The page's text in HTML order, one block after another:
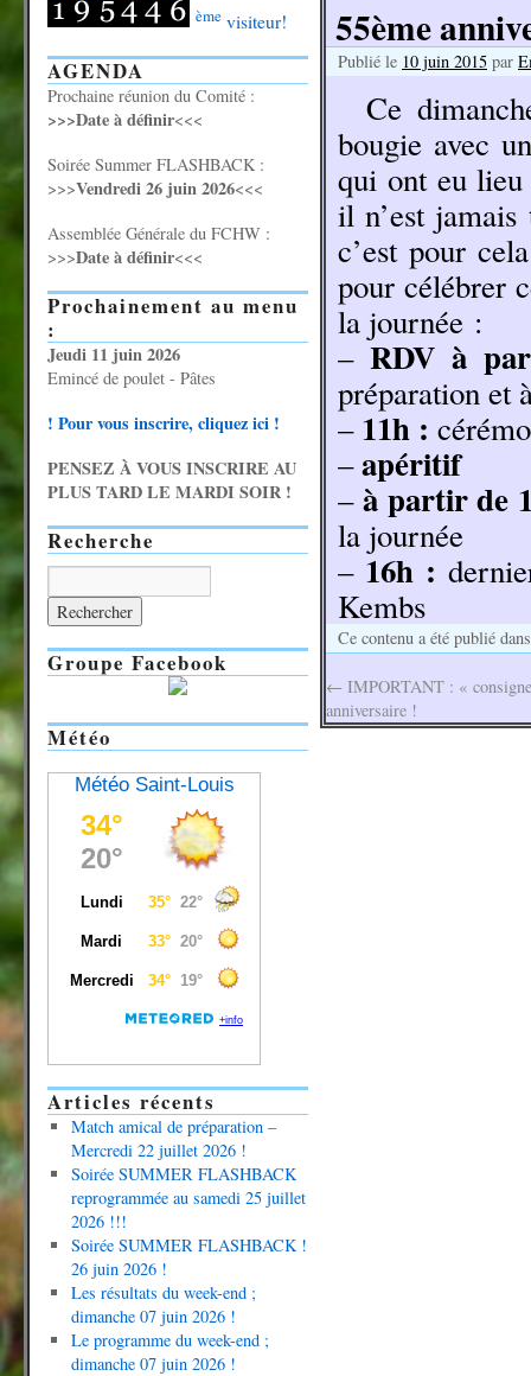
55ème
Publié le 10 juin 2015 par
Ce
bougie avec
qui ont eu lieu
il n’est
c’est pour
pour célébrer
la journée :
–RDV à
préparation et
–11h :
–apéritif
–à partir de
la journée
– 16h :
Kembs
Ce contenu a été publié
← IMPORTANT : «
anniversaire !
ème visiteur!
AGENDA
Prochaine réunion du Comité :
>>>Date à définir<<<
Soirée Summer FLASHBACK :
>>>Vendredi 26 juin 2026<<<
Assemblée Générale du FCHW :
>>>Date à définir<<<
Prochainement au menu
:
Jeudi 11 juin 2026
Emincé de poulet - Pâtes
! Pour vous inscrire, cliquez ici !
PENSEZ À VOUS INSCRIRE AU
PLUS TARD LE MARDI SOIR !
Recherche
Groupe Facebook
Météo
Météo Saint-Louis
Articles récents
Match amical de préparation –
Mercredi 22 juillet 2026 !
Soirée SUMMER FLASHBACK
reprogrammée au samedi 25 juillet
2026 !!!
Soirée SUMMER FLASHBACK !
26 juin 2026 !
Les résultats du week-end ;
dimanche 07 juin 2026 !
Le programme du week-end ;
dimanche 07 juin 2026 !